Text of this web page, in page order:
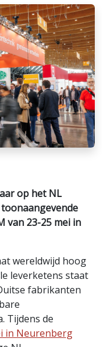
op het NL
van 23-25 mei in
wereldwijd hoog
leverketens staat
fabrikanten
Tijdens de
in Neurenberg